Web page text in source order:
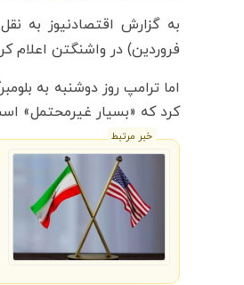
به گزارش اقتصادنیوز به نقل
فروردین) در واشنگتن اعلام کرد که به طور
اما ترامپ روز دوشنبه به
کرد که «بسیار غیرمحتمل»
خبر مرتبط